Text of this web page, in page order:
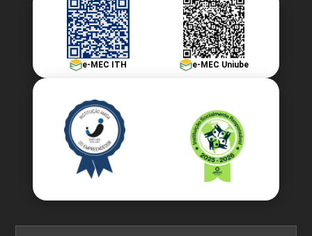
e-MEC ITH e-MEC Uniube